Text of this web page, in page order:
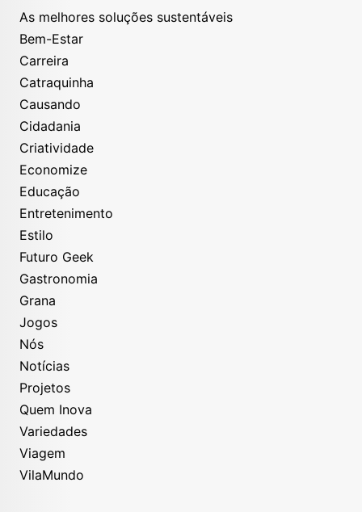
As melhores soluções sustentáveis
Bem-Estar
Carreira
Catraquinha
Causando
Cidadania
Criatividade
Economize
Educação
Entretenimento
Estilo
Futuro Geek
Gastronomia
Grana
Jogos
Nós
Notícias
Projetos
Quem Inova
Variedades
Viagem
VilaMundo